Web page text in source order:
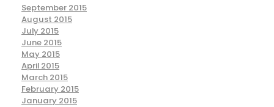
September 2015
August 2015
July 2015
June 2015
May 2015
April 2015
March 2015
February 2015
January 2015